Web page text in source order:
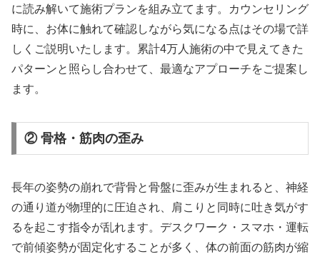
に読み解いて施術プランを組み立てます。カウンセリング
時に、お体に触れて確認しながら気になる点はその場で詳
しくご説明いたします。累計4万人施術の中で見えてきた
パターンと照らし合わせて、最適なアプローチをご提案し
ます。
② 骨格・筋肉の歪み
長年の姿勢の崩れで背骨と骨盤に歪みが生まれると、神経
の通り道が物理的に圧迫され、肩こりと同時に吐き気がす
るを起こす指令が乱れます。デスクワーク・スマホ・運転
で前傾姿勢が固定化することが多く、体の前面の筋肉が縮